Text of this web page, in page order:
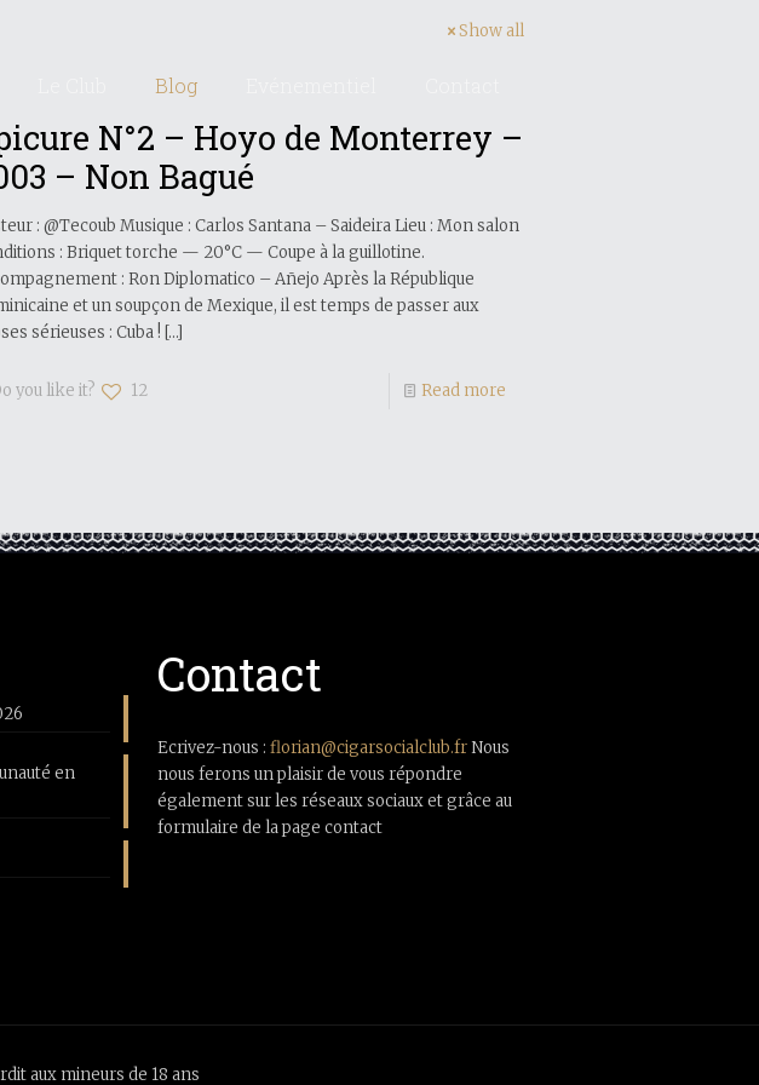
Blog
Show all
N°2 – Hoyo de Monterrey –
– Non Bagué
: @Tecoub Musique : Carlos Santana – Saideira Lieu : Mon salon
: Briquet torche — 20°C — Coupe à la guillotine.
: Ron Diplomatico – Añejo Après la République
et un soupçon de Mexique, il est temps de passer aux
sérieuses : Cuba ! […]
you like it? 12 Read more
en
Contact
Ecrivez-nous :florian@cigarsocialclub.frNous
nous ferons un plaisir de vous répondre
également sur les réseaux sociaux et grâce au
formulaire de la page contact
aux mineurs de 18 ans